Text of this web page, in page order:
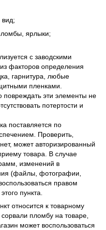
вид;
ярлыки;
с заводскими
факторов определения
гарнитура, любые
пленками.
повреждать эти элементы не
потертости и
поставляется по
Проверить,
может авторизированный
товара. В случае
изменений в
(файлы, фотографии,
правом
пункта.
относится к товарному
пломбу на товаре,
может воспользоваться